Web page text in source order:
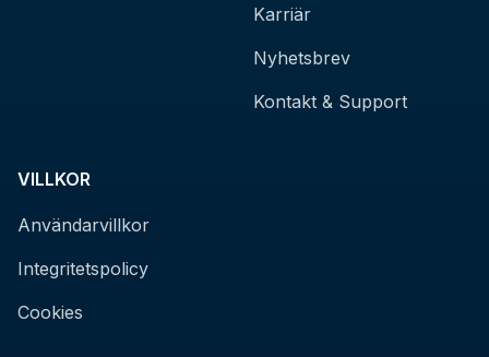
Karriär
Nyhetsbrev
Kontakt & Support
VILLKOR
Användarvillkor
Integritetspolicy
Cookies